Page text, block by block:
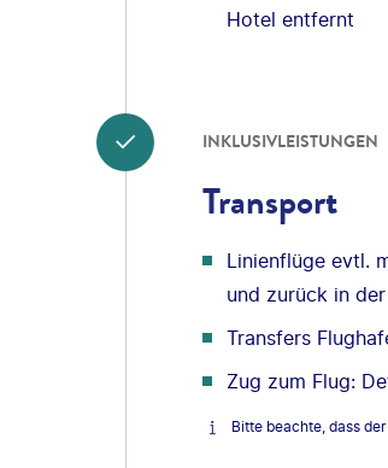
Hotel entfernt
INKLUSIVLEISTUNGEN
Transport
Linienflüge evtl.
und zurück in
Transfers
Zug zum Flug:
Bitte beachte, dass